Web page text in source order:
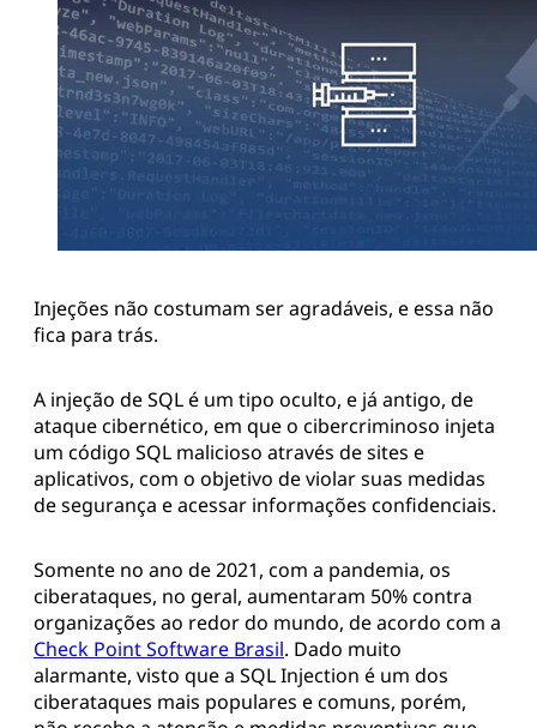
Injeções não costumam ser agradáveis, e essa não
fica para trás.
A injeção de SQL é um tipo oculto, e já antigo, de
ataque cibernético, em que o cibercriminoso injeta
um código SQL malicioso através de sites e
aplicativos, com o objetivo de violar suas medidas
de segurança e acessar informações confidenciais.
Somente no ano de 2021, com a pandemia, os
ciberataques, no geral, aumentaram 50% contra
organizações ao redor do mundo, de acordo com a
Check Point Software Brasil. Dado muito
alarmante, visto que a SQL Injection é um dos
ciberataques mais populares e comuns, porém,